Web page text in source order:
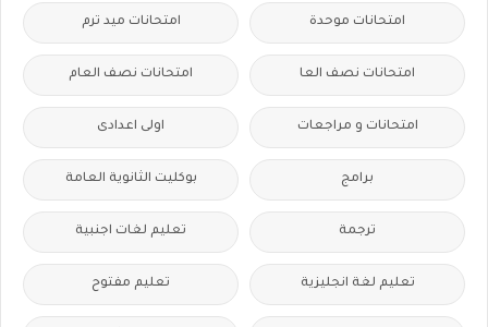
امتحانات موحدة امتحانات ميد ترم
امتحانات نصف العا امتحانات نصف العام
امتحانات و مراجعات اولى اعدادى
برامج بوكليت الثانوية العامة
ترجمة تعليم لغات اجنبية
تعليم لغة انجليزية تعليم مفتوح